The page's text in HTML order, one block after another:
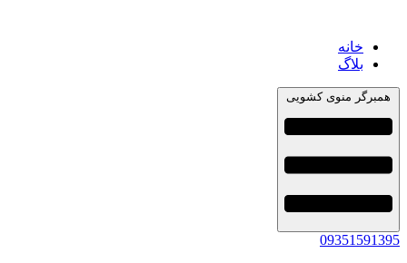
خانه
بلاگ
همبرگر منوی کشویی
09351591395